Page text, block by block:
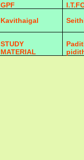
GPF
Kavithaigal
STUDY
MATERIAL